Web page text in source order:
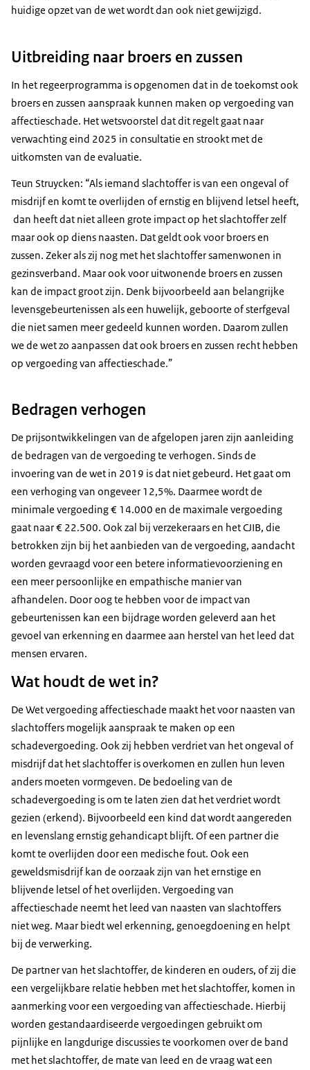
huidige opzet van de wet wordt dan ook niet gewijzigd.
Uitbreiding naar broers en zussen
In het regeerprogramma is opgenomen dat in de toekomst ook
broers en zussen aanspraak kunnen maken op vergoeding van
affectieschade. Het wetsvoorstel dat dit regelt gaat naar
verwachting eind 2025 in consultatie en strookt met de
uitkomsten van de evaluatie.
Teun Struycken: “Als iemand slachtoffer is van een ongeval of
misdrijf en komt te overlijden of ernstig en blijvend letsel heeft,
dan heeft dat niet alleen grote impact op het slachtoffer zelf
maar ook op diens naasten. Dat geldt ook voor broers en
zussen. Zeker als zij nog met het slachtoffer samenwonen in
gezinsverband. Maar ook voor uitwonende broers en zussen
kan de impact groot zijn. Denk bijvoorbeeld aan belangrijke
levensgebeurtenissen als een huwelijk, geboorte of sterfgeval
die niet samen meer gedeeld kunnen worden. Daarom zullen
we de wet zo aanpassen dat ook broers en zussen recht hebben
op vergoeding van affectieschade.”
Bedragen verhogen
De prijsontwikkelingen van de afgelopen jaren zijn aanleiding
de bedragen van de vergoeding te verhogen. Sinds de
invoering van de wet in 2019 is dat niet gebeurd. Het gaat om
een verhoging van ongeveer 12,5%. Daarmee wordt de
minimale vergoeding € 14.000 en de maximale vergoeding
gaat naar € 22.500. Ook zal bij verzekeraars en het CJIB, die
betrokken zijn bij het aanbieden van de vergoeding, aandacht
worden gevraagd voor een betere informatievoorziening en
een meer persoonlijke en empathische manier van
afhandelen. Door oog te hebben voor de impact van
gebeurtenissen kan een bijdrage worden geleverd aan het
gevoel van erkenning en daarmee aan herstel van het leed dat
mensen ervaren.
Wat houdt de wet in?
De Wet vergoeding affectieschade maakt het voor naasten van
slachtoffers mogelijk aanspraak te maken op een
schadevergoeding. Ook zij hebben verdriet van het ongeval of
misdrijf dat het slachtoffer is overkomen en zullen hun leven
anders moeten vormgeven. De bedoeling van de
schadevergoeding is om te laten zien dat het verdriet wordt
gezien (erkend). Bijvoorbeeld een kind dat wordt aangereden
en levenslang ernstig gehandicapt blijft. Of een partner die
komt te overlijden door een medische fout. Ook een
geweldsmisdrijf kan de oorzaak zijn van het ernstige en
blijvende letsel of het overlijden. Vergoeding van
affectieschade neemt het leed van naasten van slachtoffers
niet weg. Maar biedt wel erkenning, genoegdoening en helpt
bij de verwerking.
De partner van het slachtoffer, de kinderen en ouders, of zij die
een vergelijkbare relatie hebben met het slachtoffer, komen in
aanmerking voor een vergoeding van affectieschade. Hierbij
worden gestandaardiseerde vergoedingen gebruikt om
pijnlijke en langdurige discussies te voorkomen over de band
met het slachtoffer, de mate van leed en de vraag wat een